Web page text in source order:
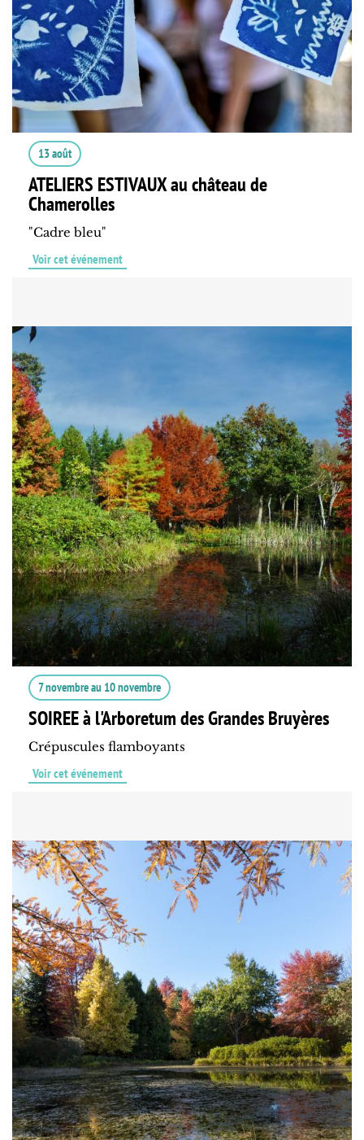
13 août
ATELIERS ESTIVAUX au château de
Chamerolles
"Cadre bleu"
Voir cet événement
7 novembreau 10 novembre
SOIREE à l'Arboretum des Grandes Bruyères
Crépuscules flamboyants
Voir cet événement